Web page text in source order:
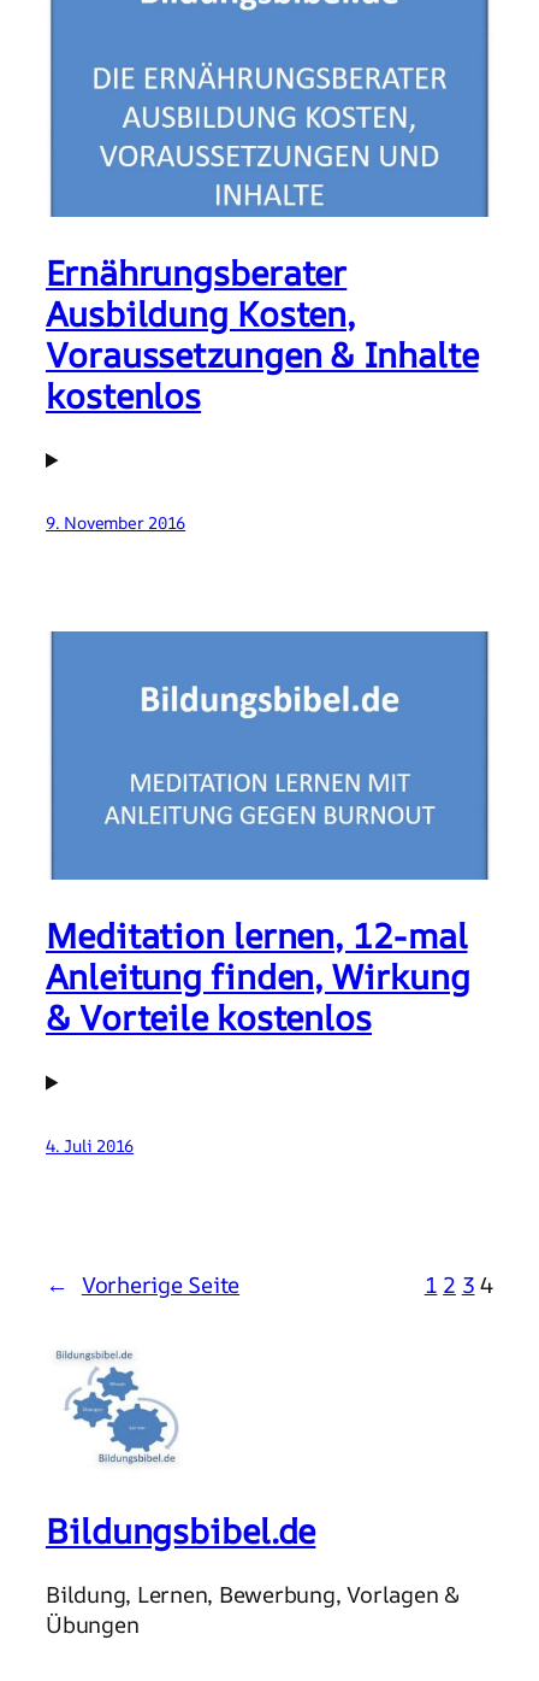
Ernährungsberater
Ausbildung Kosten,
Voraussetzungen & Inhalte
kostenlos
9. November 2016
Meditation lernen, 12-mal
Anleitung finden, Wirkung
& Vorteile kostenlos
4. Juli 2016
← Vorherige Seite 1 2 3 4
Bildungsbibel.de
Bildung, Lernen, Bewerbung, Vorlagen &
Übungen